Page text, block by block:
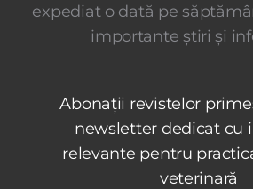
expediat o dată pe
importante știri și
Abonații revistelor
newsletter dedicat cu
relevante pentru
veterinară